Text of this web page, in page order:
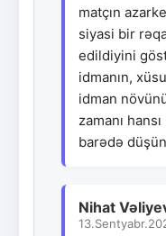
matçın
siyasi bir
edildiyini
idmanın,
idman
zamanı
barədə
Nihat